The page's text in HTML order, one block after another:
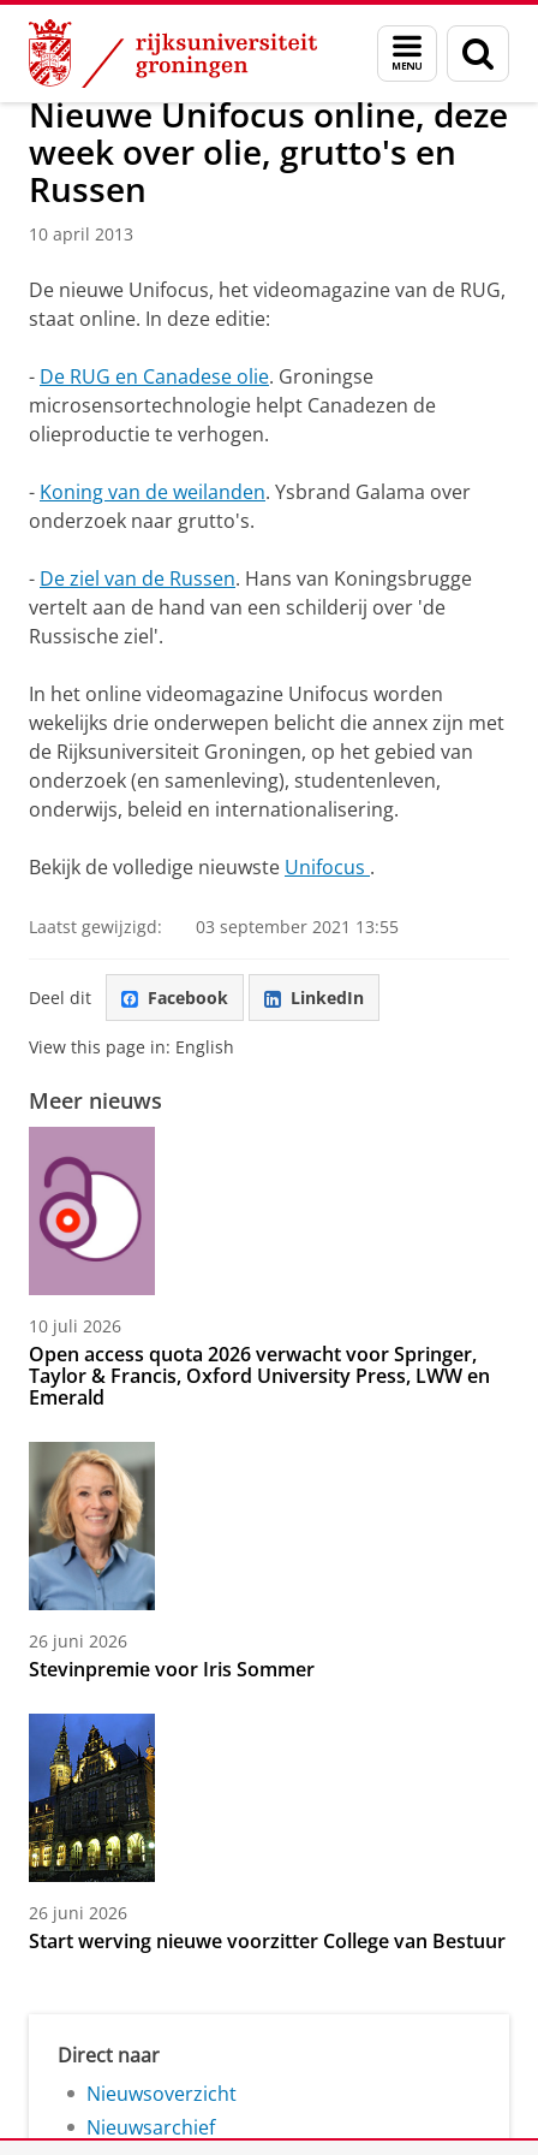
Skip
Content
Skip
Navigation
Menu
en
zoeken
Over ons Actueel Nieuws Nieuwsberichten
Nieuwe Unifocus online, deze
week over olie, grutto's en
Russen
10 april 2013
De nieuwe Unifocus, het videomagazine van de RUG,
staat online. In deze editie:
- De RUG en Canadese olie. Groningse
microsensortechnologie helpt Canadezen de
olieproductie te verhogen.
- Koning van de weilanden. Ysbrand Galama over
onderzoek naar grutto's.
- De ziel van de Russen. Hans van Koningsbrugge
vertelt aan de hand van een schilderij over 'de
Russische ziel'.
In het online videomagazine Unifocus worden
wekelijks drie onderwepen belicht die annex zijn met
de Rijksuniversiteit Groningen, op het gebied van
onderzoek (en samenleving), studentenleven,
onderwijs, beleid en internationalisering.
Bekijk de volledige nieuwste Unifocus .
Laatst gewijzigd: 03 september 2021 13:55
Deel dit Facebook LinkedIn
View this page in: English
Meer nieuws
10 juli 2026
Open access quota 2026 verwacht voor Springer,
Taylor & Francis, Oxford University Press, LWW en
Emerald
26 juni 2026
Stevinpremie voor Iris Sommer
26 juni 2026
Start werving nieuwe voorzitter College van Bestuur
Direct naar
Nieuwsoverzicht
Nieuwsarchief